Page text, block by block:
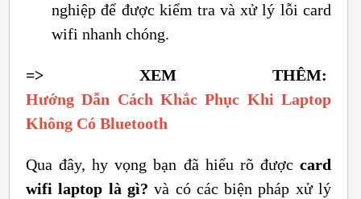
nghiệp để được kiểm tra và xử lý lỗi card
wifi nhanh chóng.
=> XEM THÊM:
Hướng Dẫn Cách Khắc Phục Khi Laptop
Không Có Bluetooth
Qua đây, hy vọng bạn đã hiểu rõ được card
wifi laptop là gì? và có các biện pháp xử lý